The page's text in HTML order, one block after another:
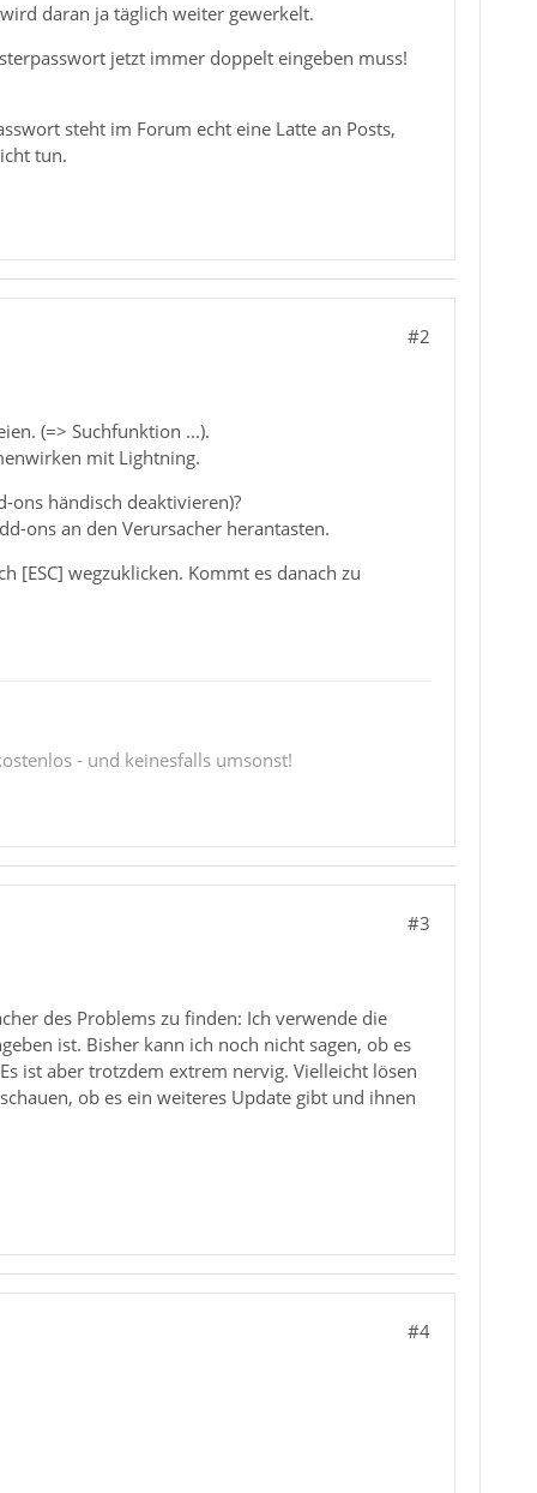
daran ja täglich weiter gewerkelt.
jetzt immer doppelt eingeben muss!
steht im Forum echt eine Latte an Posts,
tun.
#2
(=> Suchfunktion ...).
mit Lightning.
ons händisch deaktivieren)?
ons an den Verursacher herantasten.
[ESC] wegzuklicken. Kommt es danach zu
- und keinesfalls umsonst!
#3
des Problems zu finden: Ich verwende die
ist. Bisher kann ich noch nicht sagen, ob es
ist aber trotzdem extrem nervig. Vielleicht lösen
ob es ein weiteres Update gibt und ihnen
#4